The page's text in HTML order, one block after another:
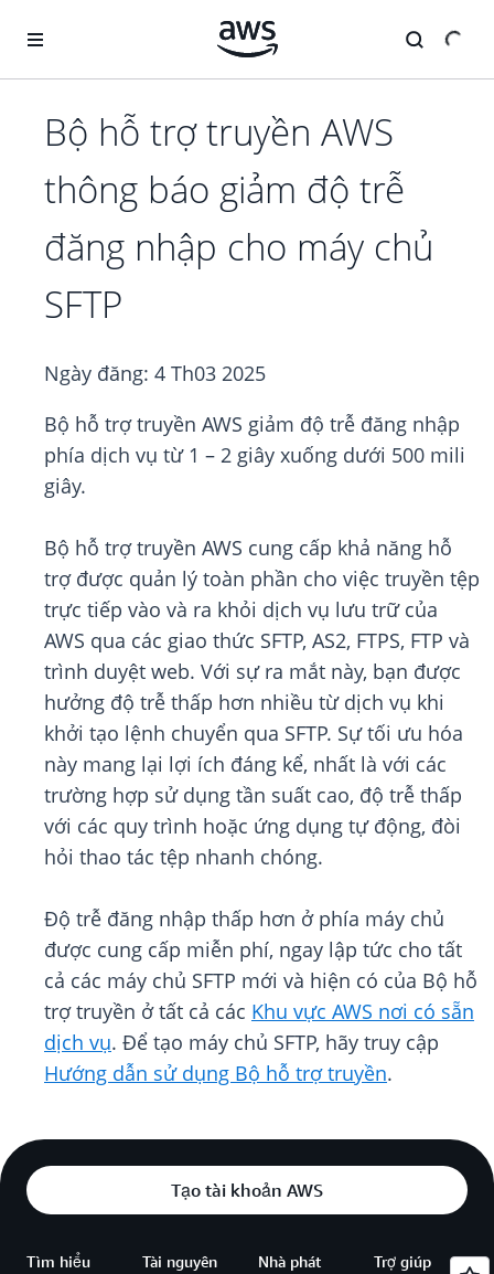
Bộ hỗ trợ truyền AWS
thông báo giảm độ trễ
đăng nhập cho máy chủ
SFTP
Ngày đăng: 4 Th03 2025
Bộ hỗ trợ truyền AWS giảm độ trễ đăng nhập
phía dịch vụ từ 1 – 2 giây xuống dưới 500 mili
giây.
Bộ hỗ trợ truyền AWS cung cấp khả năng hỗ
trợ được quản lý toàn phần cho việc truyền tệp
trực tiếp vào và ra khỏi dịch vụ lưu trữ của
AWS qua các giao thức SFTP, AS2, FTPS, FTP và
trình duyệt web. Với sự ra mắt này, bạn được
hưởng độ trễ thấp hơn nhiều từ dịch vụ khi
khởi tạo lệnh chuyển qua SFTP. Sự tối ưu hóa
này mang lại lợi ích đáng kể, nhất là với các
trường hợp sử dụng tần suất cao, độ trễ thấp
với các quy trình hoặc ứng dụng tự động, đòi
hỏi thao tác tệp nhanh chóng.
Độ trễ đăng nhập thấp hơn ở phía máy chủ
được cung cấp miễn phí, ngay lập tức cho tất
cả các máy chủ SFTP mới và hiện có của Bộ hỗ
trợ truyền ở tất cả các Khu vực AWS nơi có sẵn
dịch vụ. Để tạo máy chủ SFTP, hãy truy cập
Hướng dẫn sử dụng Bộ hỗ trợ truyền.
Tạo tài khoản AWS
Tìm hiểu Tài nguyên
Nhà phát
Trợ giúp